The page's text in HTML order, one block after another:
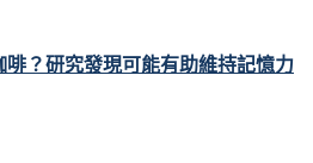
啡？研究發現可能有助維持記憶力